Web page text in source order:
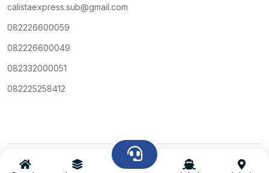
calistaexpress.sub@gmail.com
082226600059
082226600049
082332000051
082225258412
Copyright © Calista Express 2026 All Rights Reserved